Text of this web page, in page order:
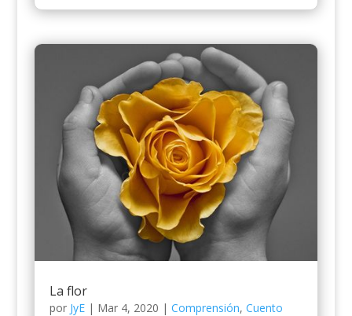
La flor
por JyE| Mar 4, 2020 | Comprensión, Cuento